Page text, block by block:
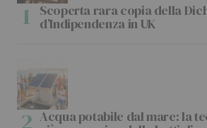
Scoperta rara copia della
d’Indipendenza in UK
Acqua potabile dal mare: la